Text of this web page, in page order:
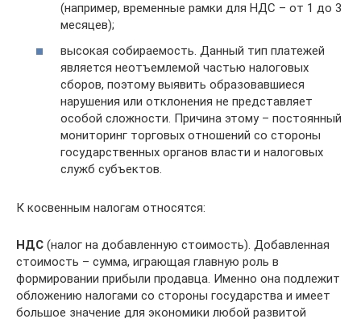
(например, временные рамки для НДС – от 1 до 3
месяцев);
высокая собираемость. Данный тип платежей
является неотъемлемой частью налоговых
сборов, поэтому выявить образовавшиеся
нарушения или отклонения не представляет
особой сложности. Причина этому – постоянный
мониторинг торговых отношений со стороны
государственных органов власти и налоговых
служб субъектов.
К косвенным налогам относятся:
НДС (налог на добавленную стоимость). Добавленная
стоимость – сумма, играющая главную роль в
формировании прибыли продавца. Именно она подлежит
обложению налогами со стороны государства и имеет
большое значение для экономики любой развитой